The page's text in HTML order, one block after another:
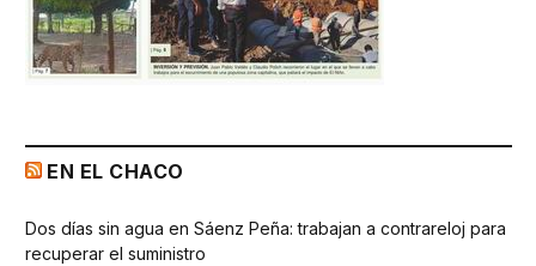
EN EL CHACO
Dos días sin agua en Sáenz Peña: trabajan a contrareloj para
recuperar el suministro